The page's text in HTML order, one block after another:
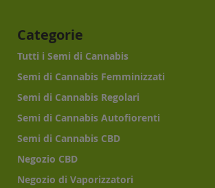
Categorie
Tutti i Semi di Cannabis
Semi di Cannabis Femminizzati
Semi di Cannabis Regolari
Semi di Cannabis Autofiorenti
Semi di Cannabis CBD
Negozio CBD
Negozio di Vaporizzatori